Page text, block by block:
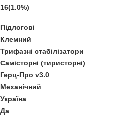
16(1.0%)
Підлогові
Клемний
Трифазні стабілізатори
Самісторні (тиристорні)
Герц-Про v3.0
Механічний
Україна
Да